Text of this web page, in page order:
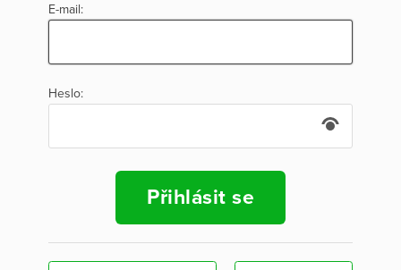
E-mail:
Heslo:
Přihlásit se